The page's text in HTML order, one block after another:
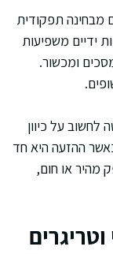
מבחינה תפקודית
ידיים משפיעות
ומכשור.
לחשוב על כיוון
ההזעה היא חד
מהיר או חום,